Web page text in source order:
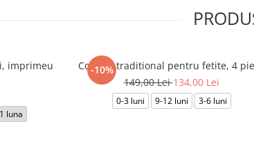
imprimeu
luna
-10%
Costum traditional pentru fetite, 4
149,00 Lei134,00 Lei
0-3 luni 9-12 luni 3-6 luni